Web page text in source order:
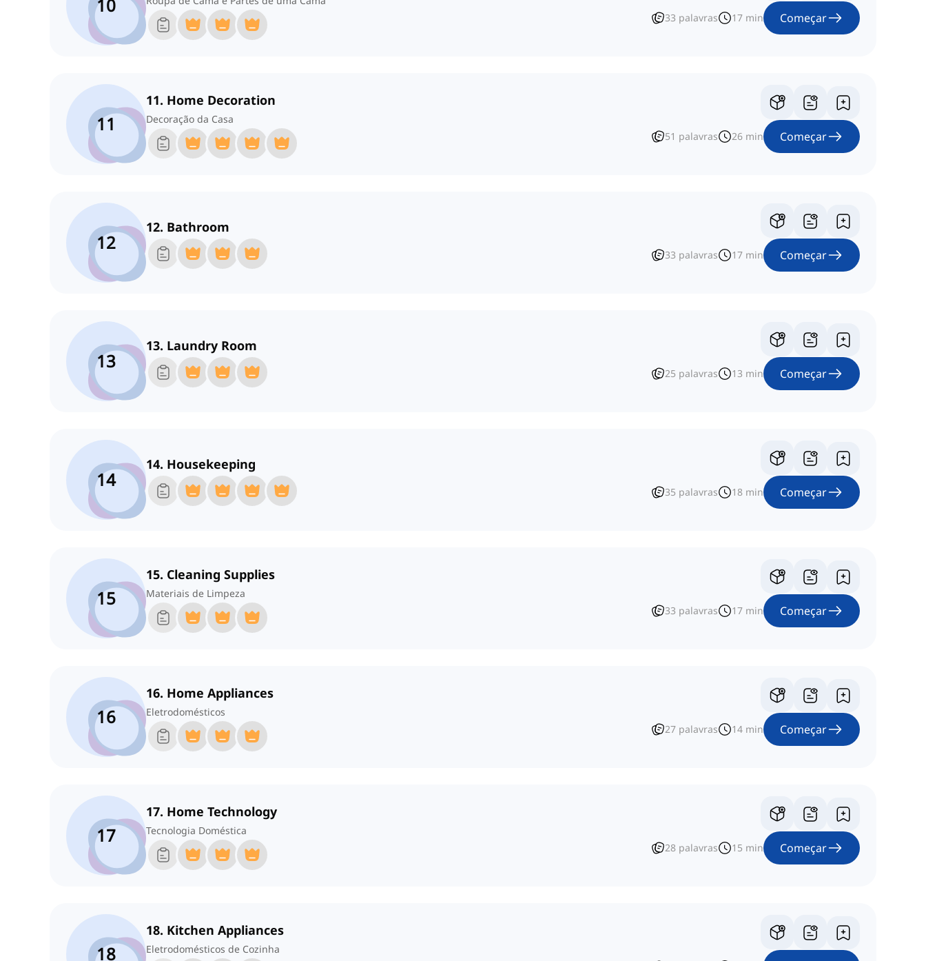
10
33 palavras 17 min Começar
11
11. Home Decoration
Decoração da Casa
51 palavras 26 min Começar
12
12. Bathroom
33 palavras 17 min Começar
13
13. Laundry Room
25 palavras 13 min Começar
14
14. Housekeeping
35 palavras 18 min Começar
15
15. Cleaning Supplies
Materiais de Limpeza
33 palavras 17 min Começar
16
16. Home Appliances
Eletrodomésticos
27 palavras 14 min Começar
17
17. Home Technology
Tecnologia Doméstica
28 palavras 15 min Começar
18
18. Kitchen Appliances
Eletrodomésticos de Cozinha